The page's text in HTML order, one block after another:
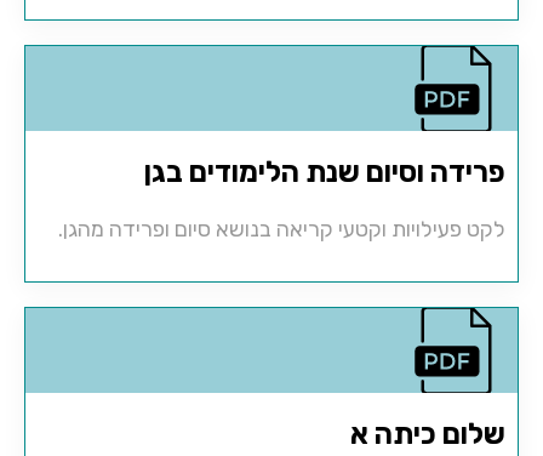
פרידה וסיום שנת הלימודים בגן
לקט פעילויות וקטעי קריאה בנושא סיום ופרידה מהגן.
שלום כיתה א